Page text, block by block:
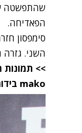
שהתפשטה
הפאדיחה.
סימפסון
השני.
>> תמונות
mako